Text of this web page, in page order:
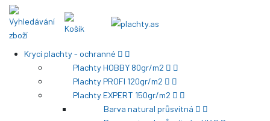
Krycí plachty - ochranné
Plachty HOBBY 80gr/m2
Plachty PROFI 120gr/m2
Plachty EXPERT 150gr/m2
Barva natural průsvitná